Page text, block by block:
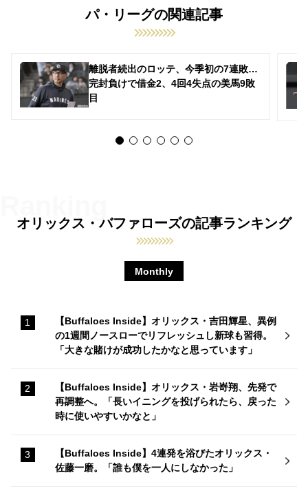
パ・リーグの関連記事
離脱者続出のロッテ、今季初の7連敗…
完封負けで借金2、4回4失点の美馬9敗
目
オリックス・バファローズの記事ランキング
Monthly
【Buffaloes Inside】オリックス・吉田輝星、異例
の1週間ノースローでリフレッシュし新球も習得。
「大きな賭けが成功したかなと思っています」
【Buffaloes Inside】オリックス・岩嵜翔、先発で
再調整へ。「長いイニングを投げられたら、戻った
時に使いやすいかなと」
【Buffaloes Inside】4連発を浴びたオリックス・
佐藤一磨。「誰も僕を一人にしなかった」